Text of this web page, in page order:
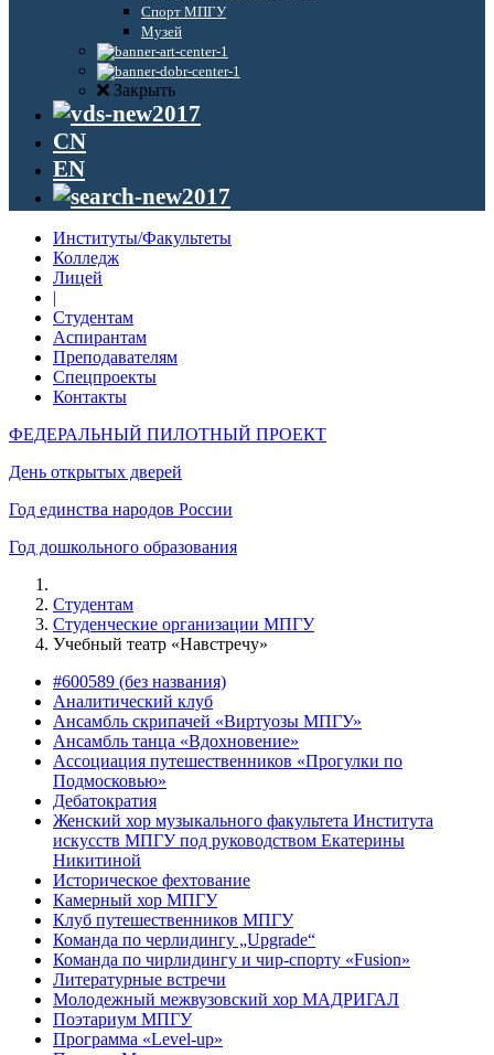
Спорт МПГУ
Музей
Закрыть
CN
EN
Институты/Факультеты
Колледж
Лицей
|
Студентам
Аспирантам
Преподавателям
Спецпроекты
Контакты
ФЕДЕРАЛЬНЫЙ ПИЛОТНЫЙ ПРОЕКТ
День открытых дверей
Год единства народов России
Год дошкольного образования
Студентам
Студенческие организации МПГУ
Учебный театр «Навстречу»
#600589 (без названия)
Аналитический клуб
Ансамбль скрипачей «Виртуозы МПГУ»
Ансамбль танца «Вдохновение»
Ассоциация путешественников «Прогулки по
Подмосковью»
Дебатократия
Женский хор музыкального факультета Института
искусств МПГУ под руководством Екатерины
Никитиной
Историческое фехтование
Камерный хор МПГУ
Клуб путешественников МПГУ
Команда по черлидингу „Upgrade“
Команда по чирлидингу и чир-спорту «Fusion»
Литературные встречи
Молодежный межвузовский хор МАДРИГАЛ
Поэтариум МПГУ
Программа «Level-up»